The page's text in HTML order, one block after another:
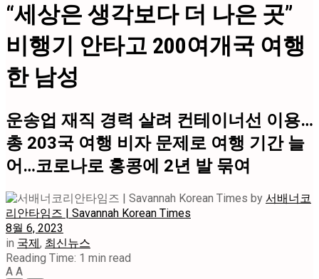
“세상은 생각보다 더 나은 곳”
비행기 안타고 200여개국 여행
한 남성
운송업 재직 경력 살려 컨테이너선 이용…
총 203국 여행 비자 문제로 여행 기간 늘
어…코로나로 홍콩에 2년 발 묶여
by 서배너코
리안타임즈 | Savannah Korean Times
8월 6, 2023
in 국제, 최신뉴스
Reading Time: 1 min read
A A